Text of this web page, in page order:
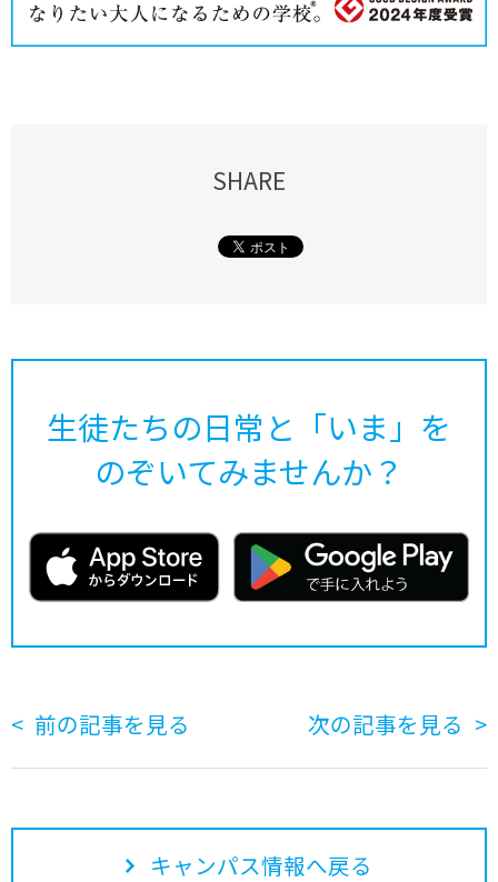
SHARE
生徒たちの日常と「いま」を
のぞいてみませんか？
前の記事を見る 次の記事を見る
キャンパス情報へ戻る